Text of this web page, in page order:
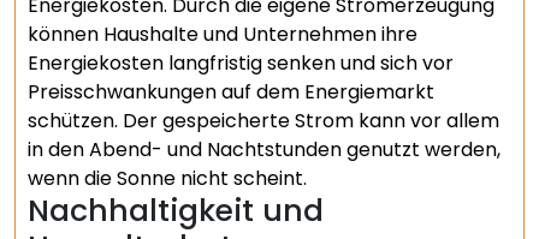
können Haushalte und Unternehmen ihre
Energiekosten langfristig senken und sich vor
Preisschwankungen auf dem Energiemarkt
schützen. Der gespeicherte Strom kann vor allem
in den Abend- und Nachtstunden genutzt werden,
wenn die Sonne nicht scheint.
Nachhaltigkeit und